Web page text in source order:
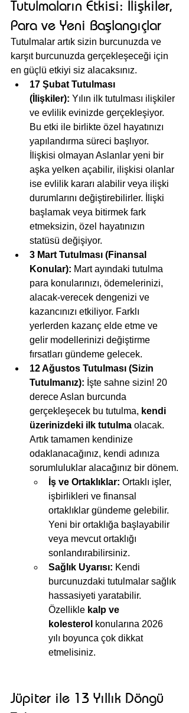
Tutulmaların Etkisi: İlişkiler,
Para ve Yeni Başlangıçlar
Tutulmalar artık sizin burcunuzda ve
karşıt burcunuzda gerçekleşeceği için
en güçlü etkiyi siz alacaksınız.
17 Şubat Tutulması
(İlişkiler): Yılın ilk tutulması ilişkiler
ve evlilik evinizde gerçekleşiyor.
Bu etki ile birlikte özel hayatınızı
yapılandırma süreci başlıyor.
İlişkisi olmayan Aslanlar yeni bir
aşka yelken açabilir, ilişkisi olanlar
ise evlilik kararı alabilir veya ilişki
durumlarını değiştirebilirler. İlişki
başlamak veya bitirmek fark
etmeksizin, özel hayatınızın
statüsü değişiyor.
3 Mart Tutulması (Finansal
Konular): Mart ayındaki tutulma
para konularınızı, ödemelerinizi,
alacak-verecek dengenizi ve
kazancınızı etkiliyor. Farklı
yerlerden kazanç elde etme ve
gelir modellerinizi değiştirme
fırsatları gündeme gelecek.
12 Ağustos Tutulması (Sizin
Tutulmanız): İşte sahne sizin! 20
derece Aslan burcunda
gerçekleşecek bu tutulma, kendi
üzerinizdeki ilk tutulma olacak.
Artık tamamen kendinize
odaklanacağınız, kendi adınıza
sorumluluklar alacağınız bir dönem.
İş ve Ortaklıklar: Ortaklı işler,
işbirlikleri ve finansal
ortaklıklar gündeme gelebilir.
Yeni bir ortaklığa başlayabilir
veya mevcut ortaklığı
sonlandırabilirsiniz.
Sağlık Uyarısı: Kendi
burcunuzdaki tutulmalar sağlık
hassasiyeti yaratabilir.
Özellikle kalp ve
kolesterol konularına 2026
yılı boyunca çok dikkat
etmelisiniz.
Jüpiter ile 13 Yıllık Döngü